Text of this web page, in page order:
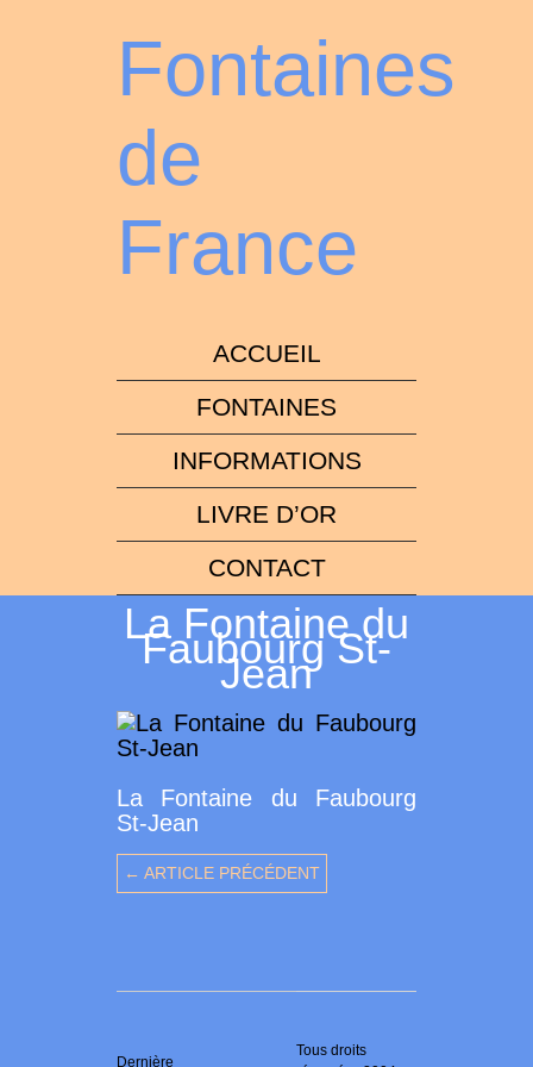
Fontaines
de
France
ACCUEIL
FONTAINES
INFORMATIONS
LIVRE D’OR
CONTACT
La Fontaine du
Faubourg St-
Jean
La Fontaine du Faubourg
St-Jean
← ARTICLE PRÉCÉDENT
Dernière
Tous droits